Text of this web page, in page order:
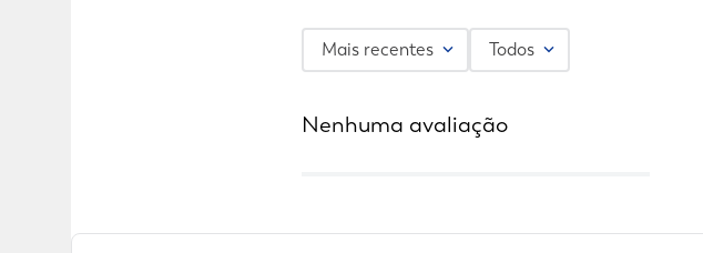
Mais recentes Todos
Nenhuma avaliação